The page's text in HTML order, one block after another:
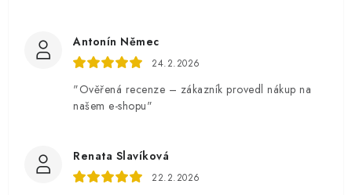
Antonín Němec
24.2.2026
"Ověřená recenze – zákazník provedl nákup na
našem e-shopu"
Renata Slavíková
22.2.2026